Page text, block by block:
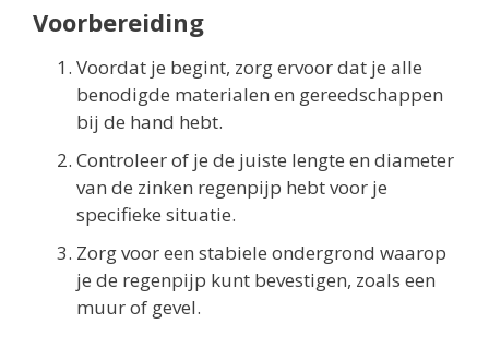
Voorbereiding
Voordat je begint, zorg ervoor dat je alle
benodigde materialen en gereedschappen
bij de hand hebt.
Controleer of je de juiste lengte en diameter
van de zinken regenpijp hebt voor je
specifieke situatie.
Zorg voor een stabiele ondergrond waarop
je de regenpijp kunt bevestigen, zoals een
muur of gevel.